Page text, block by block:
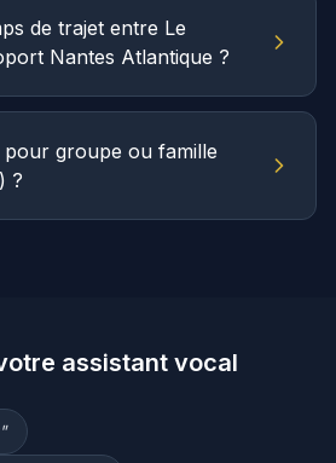
de trajet entre Le
Nantes Atlantique ?
pour groupe ou famille
?
assistant vocal
"